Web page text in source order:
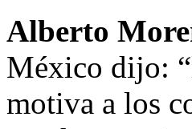
Alberto
México dijo:
motiva a los